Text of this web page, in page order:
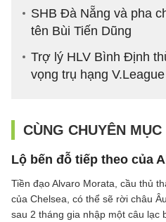
SHB Đà Nẵng và pha
tên Bùi Tiến Dũng
Trợ lý HLV Bình Định
vọng trụ hạng V.League
CÙNG CHUYÊN MỤC
Lộ bến đỗ tiếp theo của
Tiền đạo Alvaro Morata, cầu thủ
của Chelsea, có thể sẽ rời châu
sau 2 tháng gia nhập một câu lạc